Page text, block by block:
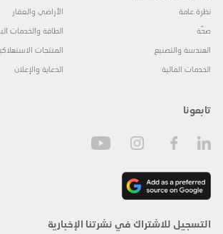
نظرة عامة
صحّة
الهندسة والتصنيع
الخدمات المالية
الأراضي والعقار
الطاقة والخدمات
المنتجات
الدعاية والإعلان
تابعونا
التسجيل للاشتراك في نشرتنا الإخبارية